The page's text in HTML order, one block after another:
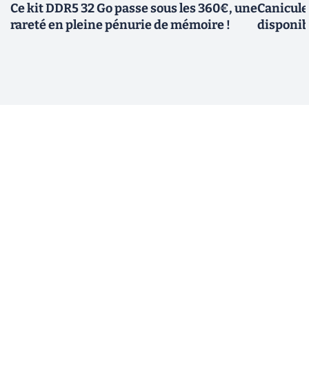
Ce kit DDR5 32 Go passe sous les 360€, une
rareté en pleine pénurie de mémoire !